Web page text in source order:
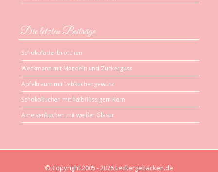
Die letzten Beiträge
Schokoladenbrötchen
Weckmann mit Mandeln und Zuckerguss
Apfeltraum mit Lebkuchengewürz
Schokokuchen mit halbflüssigem Kern
Ameisenkuchen mit weißer Glasur
© Copyright 2005 - 2026 Leckergebacken.de